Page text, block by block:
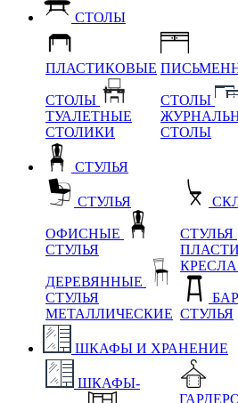
СТОЛЫ
ПЛАСТИКОВЫЕ
СТОЛЫ
ТУАЛЕТНЫЕ
СТОЛИКИ
СТОЛЫ
СТОЛЫ
СТУЛЬЯ
СТУЛЬЯ
ОФИСНЫЕ
СТУЛЬЯ
ДЕРЕВЯННЫЕ
СТУЛЬЯ
МЕТАЛЛИЧЕСКИЕ
СТУЛЬЯ
СТУЛЬЯ
ШКАФЫ И ХРАНЕНИЕ
ШКАФЫ-